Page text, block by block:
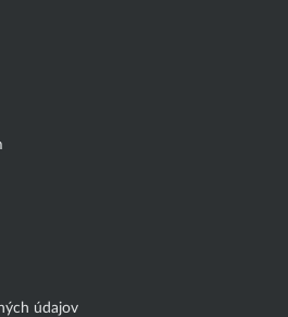
údajov